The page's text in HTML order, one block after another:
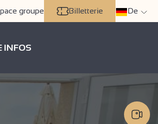
groupe Billetterie De
INFOS